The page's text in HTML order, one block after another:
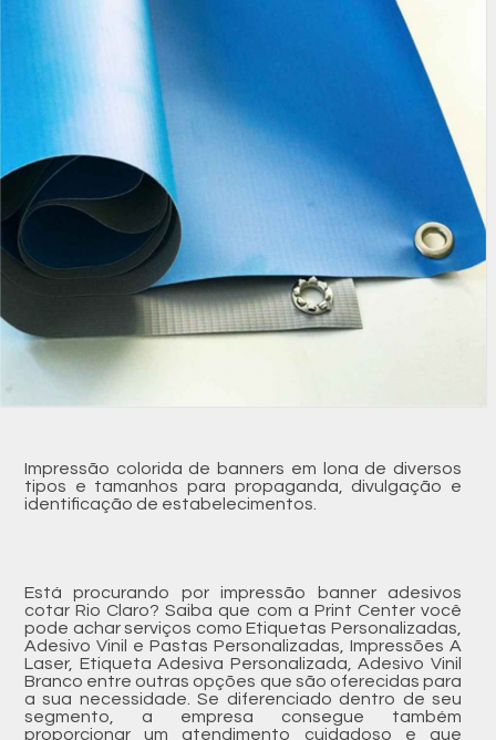
Impressão colorida de banners em lona de diversos
tipos e tamanhos para propaganda, divulgação e
identificação de estabelecimentos.
Está procurando por impressão banner adesivos
cotar Rio Claro? Saiba que com a Print Center você
pode achar serviços como Etiquetas Personalizadas,
Adesivo Vinil e Pastas Personalizadas, Impressões A
Laser, Etiqueta Adesiva Personalizada, Adesivo Vinil
Branco entre outras opções que são oferecidas para
a sua necessidade. Se diferenciado dentro de seu
segmento, a empresa consegue também
proporcionar um atendimento cuidadoso e que